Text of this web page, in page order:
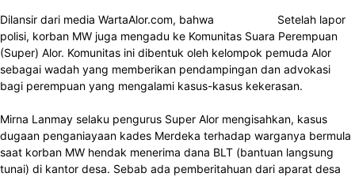
Dilansir dari media WartaAlor.com, bahwa Setelah lapor
polisi, korban MW juga mengadu ke Komunitas Suara Perempuan
(Super) Alor. Komunitas ini dibentuk oleh kelompok pemuda Alor
sebagai wadah yang memberikan pendampingan dan advokasi
bagi perempuan yang mengalami kasus-kasus kekerasan.
Mirna Lanmay selaku pengurus Super Alor mengisahkan, kasus
dugaan penganiayaan kades Merdeka terhadap warganya bermula
saat korban MW hendak menerima dana BLT (bantuan langsung
tunai) di kantor desa. Sebab ada pemberitahuan dari aparat desa